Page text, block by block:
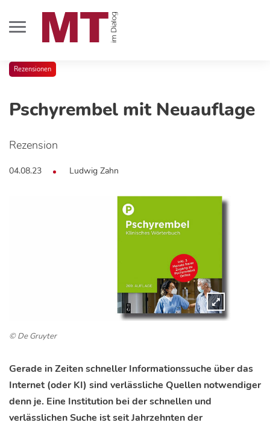
Rezensionen
Pschyrembel mit Neuauflage
Rezension
04.08.23 Ludwig Zahn
© De Gruyter
Gerade in Zeiten schneller Informationssuche über das
Internet (oder KI) sind verlässliche Quellen notwendiger
denn je. Eine Institution bei der schnellen und
verlässlichen Suche ist seit Jahrzehnten der